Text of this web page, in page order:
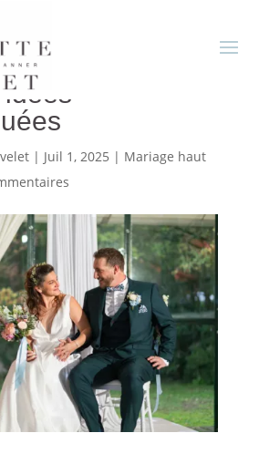
thème haut de
| Juil 1, 2025 | Mariage haut